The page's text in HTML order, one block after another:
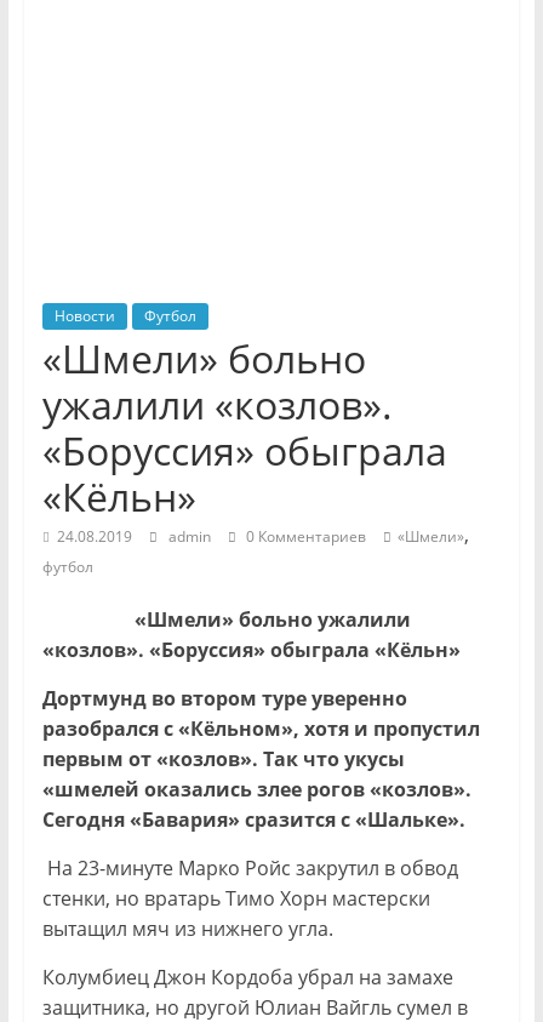
Новости Футбол
«Шмели» больно
ужалили «козлов».
«Боруссия» обыграла
«Кёльн»
24.08.2019 admin 0 Комментариев «Шмели»,
футбол
«Шмели» больно ужалили
«козлов». «Боруссия» обыграла «Кёльн»
Дортмунд во втором туре уверенно
разобрался с «Кёльном», хотя и пропустил
первым от «козлов». Так что укусы
«шмелей оказались злее рогов «козлов».
Сегодня «Бавария» сразится с «Шальке».
На 23-минуте Марко Ройс закрутил в обвод
стенки, но вратарь Тимо Хорн мастерски
вытащил мяч из нижнего угла.
Колумбиец Джон Кордоба убрал на замахе
защитника, но другой Юлиан Вайгль сумел в